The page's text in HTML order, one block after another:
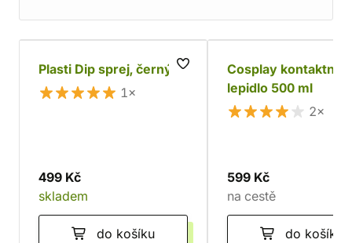
Plasti Dip sprej, černý
1×
499 Kč
skladem
do košíku
Cosplay kontaktní
lepidlo 500 ml
2×
599 Kč
na cestě
do košíku